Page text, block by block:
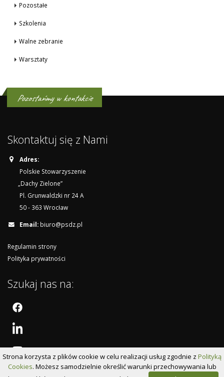
Pozostałe
Szkolenia
Walne zebranie
Warsztaty
Pozostańmy w kontakcie
Skontaktuj się z Nami
Adres:
Polskie Stowarzyszenie
„Dachy Zielone”
Pl. Grunwaldzki nr 24 A
50 - 363 Wrocław
Email: biuro@psdz.pl
Regulamin strony
Polityka prywatności
Szukaj nas na:
Strona korzysta z plików cookie w celu realizacji usług zgodnie z Polityką
Cookies. Możesz samodzielnie określić warunki przechowywania lub